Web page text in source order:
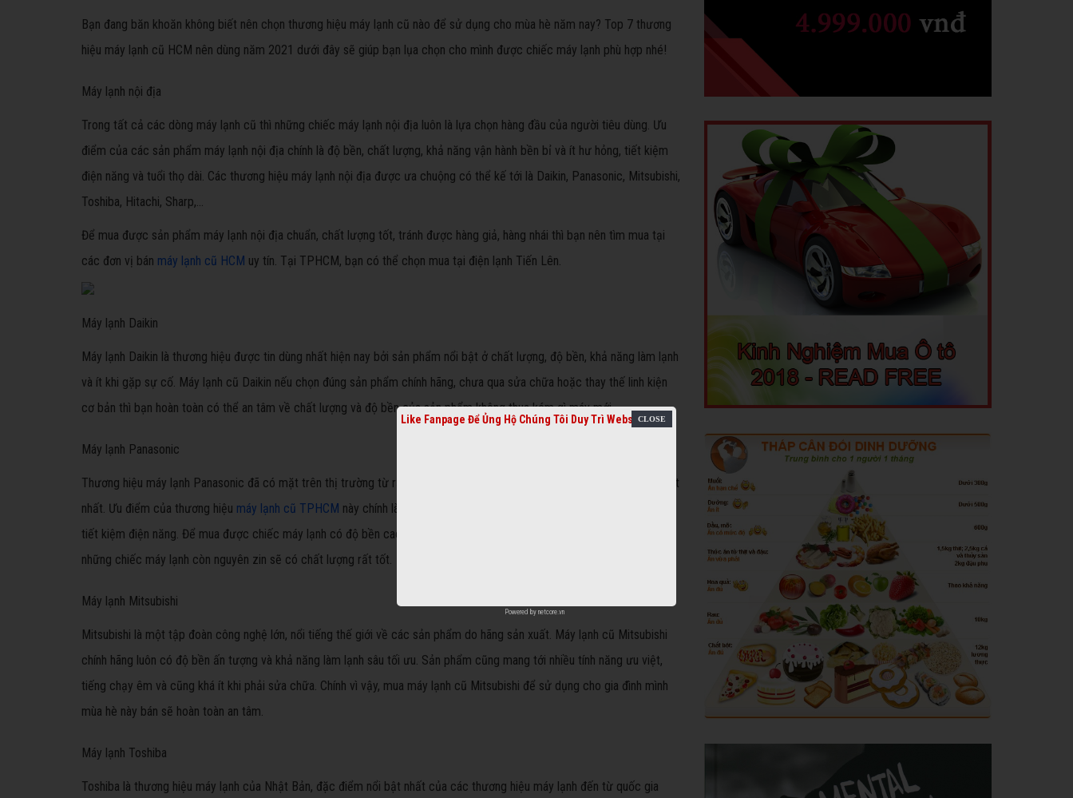
Bạn đang băn khoăn không biết nên chọn thương hiệu máy lạnh cũ nào để sử dụng cho mùa hè năm nay? Top 7 thương
hiệu máy lạnh cũ HCM nên dùng năm 2021 dưới đây sẽ giúp bạn lụa chọn cho mình được chiếc máy lạnh phù hợp nhé!
Máy lạnh nội địa
Trong tất cả các dòng máy lạnh cũ thì những chiếc máy lạnh nội địa luôn là lựa chọn hàng đầu của người tiêu dùng. Ưu
điểm của các sản phẩm máy lạnh nội địa chính là độ bền, chất lượng, khả năng vận hành bền bỉ và ít hư hỏng, tiết kiệm
điện năng và tuổi thọ dài. Các thương hiệu máy lạnh nội địa được ưa chuộng có thể kế tới là Daikin, Panasonic, Mitsubishi,
Toshiba, Hitachi, Sharp,…
Để mua được sản phẩm máy lạnh nội địa chuẩn, chất lượng tốt, tránh được hàng giả, hàng nhái thì bạn nên tìm mua tại
các đơn vị bán máy lạnh cũ HCM uy tín. Tại TPHCM, bạn có thể chọn mua tại điện lạnh Tiến Lên.
Máy lạnh Daikin
Máy lạnh Daikin là thương hiệu được tin dùng nhất hiện nay bởi sản phẩm nổi bật ở chất lượng, độ bền, khả năng làm lạnh
và ít khi gặp sự cố. Máy lạnh cũ Daikin nếu chọn đúng sản phẩm chính hãng, chưa qua sửa chữa hoặc thay thế linh kiện
cơ bản thì bạn hoàn toàn có thể an tâm về chất lượng và độ bền của sản phẩm không thua kém gì máy mới.
Máy lạnh Panasonic
Thương hiệu máy lạnh Panasonic đã có mặt trên thị trường từ rất lâu và cho đến nay đây vẫn là thương hiệu máy lạnh tốt
nhất. Ưu điểm của thương hiệu máy lạnh cũ TPHCM này chính là độ bền cao và sử dụng ổn định, tuổi thọ dài, ít hư hỏng,
tiết kiệm điện năng. Để mua được chiếc máy lạnh có độ bền cao, bạn nên chọn lựa sản phẩm thật cẩn thận, nên mua
những chiếc máy lạnh còn nguyên zin sẽ có chất lượng rất tốt.
Máy lạnh Mitsubishi
Mitsubishi là một tập đoàn công nghệ lớn, nổi tiếng thế giới về các sản phẩm do hãng sản xuất. Máy lạnh cũ Mitsubishi
chính hãng luôn có độ bền ấn tượng và khả năng làm lạnh sâu tối ưu. Sản phẩm cũng mang tới nhiều tính năng ưu việt,
tiếng chạy êm và cũng khá ít khi phải sửa chữa. Chính vì vậy, mua máy lạnh cũ Mitsubishi để sử dụng cho gia đình mình
mùa hè này bán sẽ hoàn toàn an tâm.
Máy lạnh Toshiba
Toshiba là thương hiệu máy lạnh của Nhật Bản, đặc điểm nổi bật nhất của các thương hiệu máy lạnh đến từ quốc gia
Like Fanpage Để Ủng Hộ Chúng Tôi Duy Trì Website
Powered by netcore.vn